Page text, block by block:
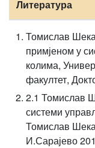
Литература
Томислав
примјеном у
колима,
факултет,
2.1 Томислав
системи
Томислав
И.Сарајево